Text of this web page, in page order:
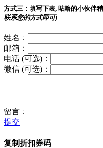
方式三： 填写下表, 咕噜的小伙伴
联系您的方式即可)
姓名：
邮箱：
电话 (可选)：
微信 (可选)：
留言：
提交
复制折扣券码